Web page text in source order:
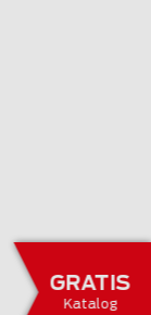
GRATIS
Katalog